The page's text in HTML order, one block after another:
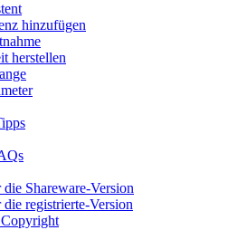
hinzufügen
herstellen
Shareware-Version
registrierte-Version